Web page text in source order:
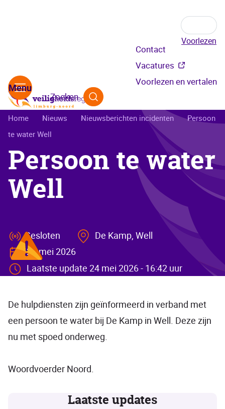
Voorlezen
Secundair
menu
Contact
Vacatures
Voorlezen en vertalen
Zoeken
Kruimelpad
Home Nieuws Nieuwsberichten incidenten
Persoon
te water Well
Persoon te water
Well
Gesloten
De Kamp, Well
24 mei 2026
Laatste update 24 mei 2026 - 16:42 uur
De hulpdiensten zijn geïnformeerd in verband met
een persoon te water bij De Kamp in Well. Deze zijn
nu met spoed onderweg.
Woordvoerder Noord.
Laatste updates